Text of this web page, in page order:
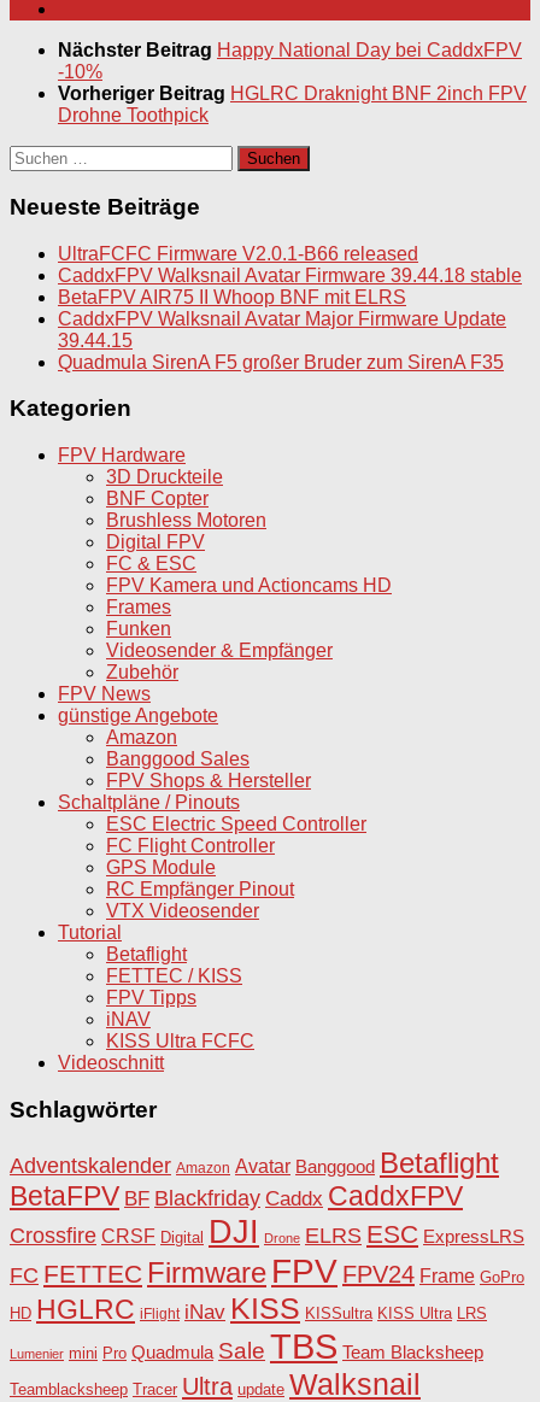
Nächster Beitrag Happy National Day bei CaddxFPV
-10%
Vorheriger Beitrag HGLRC Draknight BNF 2inch FPV
Drohne Toothpick
Suchen
nach:
Neueste Beiträge
UltraFCFC Firmware V2.0.1-B66 released
CaddxFPV Walksnail Avatar Firmware 39.44.18 stable
BetaFPV AIR75 II Whoop BNF mit ELRS
CaddxFPV Walksnail Avatar Major Firmware Update
39.44.15
Quadmula SirenA F5 großer Bruder zum SirenA F35
Kategorien
FPV Hardware
3D Druckteile
BNF Copter
Brushless Motoren
Digital FPV
FC & ESC
FPV Kamera und Actioncams HD
Frames
Funken
Videosender & Empfänger
Zubehör
FPV News
günstige Angebote
Amazon
Banggood Sales
FPV Shops & Hersteller
Schaltpläne / Pinouts
ESC Electric Speed Controller
FC Flight Controller
GPS Module
RC Empfänger Pinout
VTX Videosender
Tutorial
Betaflight
FETTEC / KISS
FPV Tipps
iNAV
KISS Ultra FCFC
Videoschnitt
Schlagwörter
Adventskalender Amazon Avatar Banggood Betaflight
BetaFPV BF Blackfriday Caddx CaddxFPV
Crossfire CRSF Digital DJI Drone ELRS ESC ExpressLRS
FC FETTEC Firmware FPV FPV24 Frame GoPro
HD HGLRC iFlight iNav KISS KISSultra KISS Ultra LRS
Lumenier mini Pro Quadmula Sale TBS Team Blacksheep
Teamblacksheep Tracer Ultra update Walksnail